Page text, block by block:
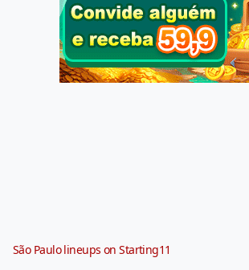
São Paulo lineups on Starting11